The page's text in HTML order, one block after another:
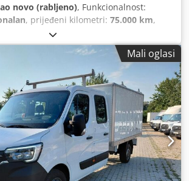
novo (rabljeno), Funkcionalnost:
, prijeđeni kilometri: 75.000 km,
, vrsta goriva:
razmak:3.750 mm, gorivo:
parabolično pero (opruge),
ABS, Bluetooth, EBS
sustav), klima uređaj, maglenke,
zračni jastuk,
Mali oglasi